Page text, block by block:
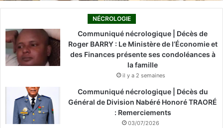
NÉCROLOGIE
Communiqué nécrologique | Décès de
Roger BARRY : Le Ministère de l’Économie et
des Finances présente ses condoléances à
la famille
il y a 2 semaines
Communiqué nécrologique | Décès du
Général de Division Nabéré Honoré TRAORÉ
: Remerciements
03/07/2026